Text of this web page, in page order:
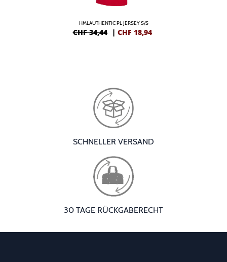
HMLAUTHENTIC PL JERSEY S/S
CHF 34,44 | CHF 18,94
SCHNELLER VERSAND
30 TAGE RÜCKGABERECHT